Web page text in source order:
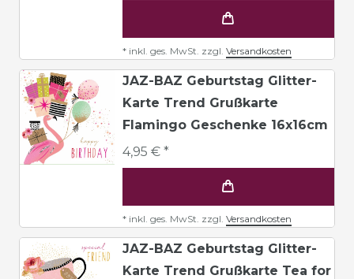
* inkl. ges. MwSt. zzgl. Versandkosten
JAZ-BAZ Geburtstag Glitter-
Karte Trend Grußkarte
Flamingo Geschenke 16x16cm
4,95 € *
* inkl. ges. MwSt. zzgl. Versandkosten
JAZ-BAZ Geburtstag Glitter-
Karte Trend Grußkarte Tea for